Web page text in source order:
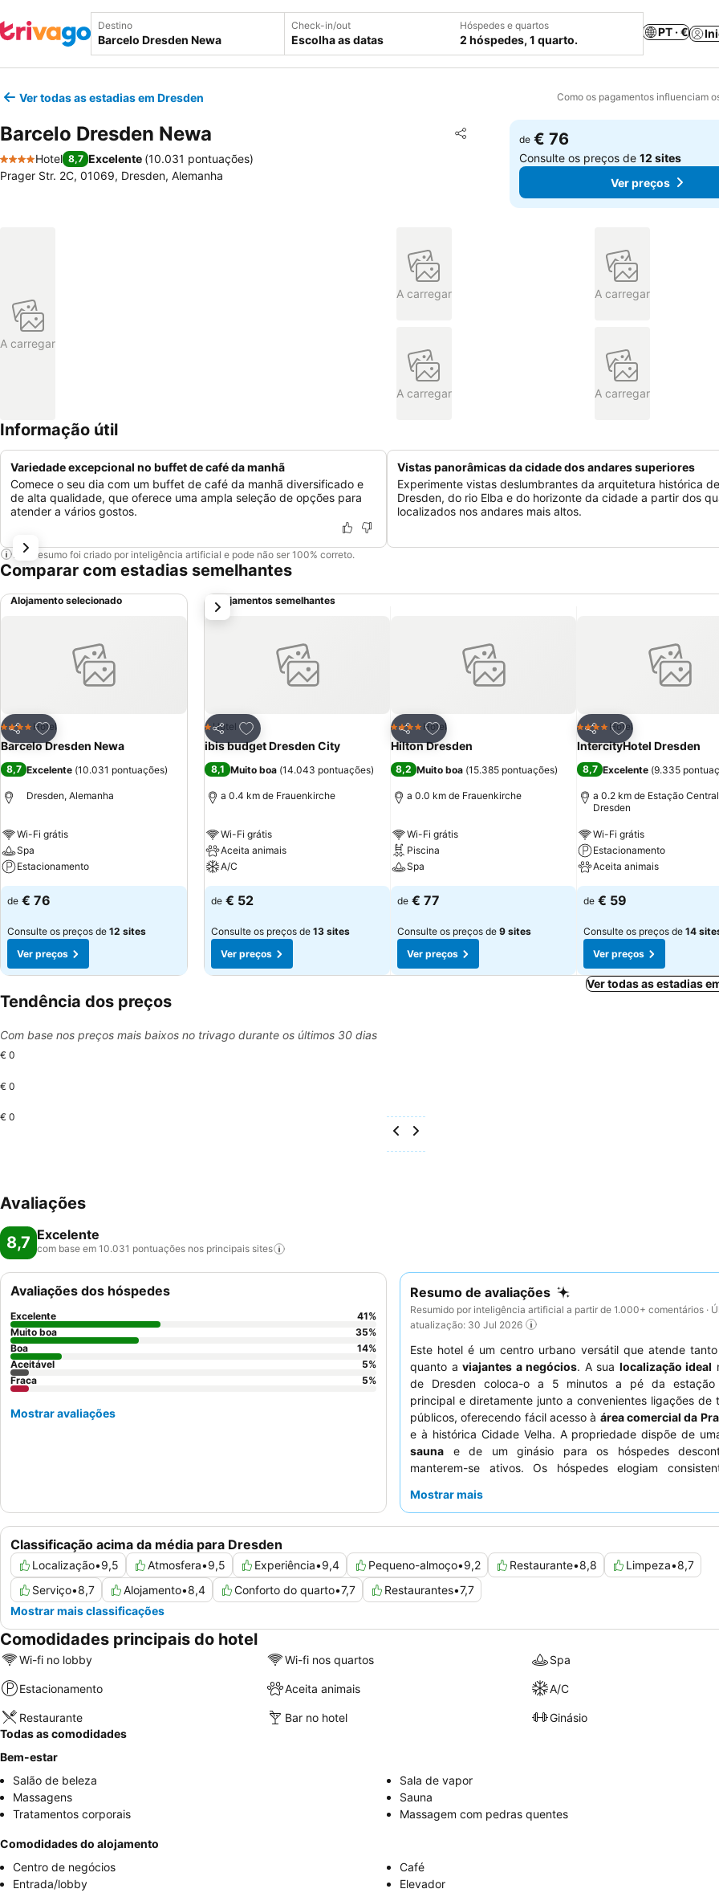
Destino Check-in/out
Escolha as datas
Hóspedes e quartos
2 hóspedes, 1 quarto.
PT · €
Ver todas as estadias em Dresden Como os pagamentos influenciam
Barcelo Dresden Newa Partilhar
Adicionar aos favoritos
4 Estrelas
Hotel 8,7 Excelente (10.031 pontuações)
Prager Str. 2C, 01069, Dresden, Alemanha
de € 76
Consulte os preços de12 sites
Ver preços
A carregar
A carregar A carregar
A carregar A carregar
Informação útil
Variedade excepcional no buffet de café da manhã
Comece o seu dia com um buffet de café da manhã diversificado e
de alta qualidade, que oferece uma ampla seleção de opções para
atender a vários gostos.
Vistas panorâmicas da cidade dos andares superiores
Experimente vistas deslumbrantes da arquitetura histórica de
Dresden, do rio Elba e do horizonte da cidade a partir dos
localizados nos andares mais altos.
Este resumo foi criado por inteligência artificial e pode não ser 100% correto.
Comparar com estadias semelhantes
Alojamento selecionado
Partilhar
Adicionar aos favoritos
4 EstrelasHotel
Barcelo Dresden Newa
8,7 Excelente (10.031 pontuações)
Dresden, Alemanha
Wi-Fi grátis
Spa
Estacionamento
de € 76
Consulte os preços de 12 sites
Ver preços
Alojamentos semelhantes
Partilhar
Adicionar aos favoritos
1 Estrelas
Hotel
ibis budget Dresden City
8,1 Muito boa (14.043 pontuações)
a 0.4 km de Frauenkirche
Wi-Fi grátis
Aceita animais
A/C
de € 52
Consulte os preços de 13 sites
Ver preços
Partilhar
Adicionar aos favoritos
4 EstrelasHotel
Hilton Dresden
8,2 Muito boa (15.385 pontuações)
a 0.0 km de Frauenkirche
Wi-Fi grátis
Piscina
Spa
de € 77
Consulte os preços de 9 sites
Ver preços
Partilhar
Adicionar aos
4 EstrelasHotel
IntercityHotel Dresden
8,7 Excelente (9.335
a 0.2 km de Estação
Dresden
Wi-Fi grátis
Estacionamento
Aceita animais
de € 59
Consulte os preços de 14
Ver preços
próximo
Ver todas as estadias
Tendência dos preços
Com base nos preços mais baixos no trivago durante os últimos 30 dias
€ 0
€ 0
€ 0
Avaliações
8,7 Excelente
com base em 10.031 pontuações nos principais sites
Resumo de avaliações
Resumido por inteligência artificial a partir de 1.000+ comentários ·
atualização: 30 Jul 2026
Este hotel é um centro urbano versátil que atende
quanto a viajantes a negócios. A sua localização ideal
de Dresden coloca-o a 5 minutos a pé da estação
principal e diretamente junto a convenientes ligações de
públicos, oferecendo fácil acesso à área comercial da
e à histórica Cidade Velha. A propriedade dispõe de
sauna e de um ginásio para os hóspedes
manterem-se ativos. Os hóspedes elogiam
extenso e variado
serviço de entrega por robôde snacks e bebidas
seus quartos.
Mostrar mais
Classificação acima da média para Dresden
Localização•9,5 Atmosfera•9,5 Experiência•9,4 Pequeno-almoço•9,2 Restaurante•8,8 Limpeza•8,7
Serviço•8,7 Alojamento•8,4 Conforto do quarto•7,7 Restaurantes•7,7
Mostrar mais classificações
Avaliações dos hóspedes
Excelente 41%
Muito boa
35%
Boa
14%
Aceitável
5%
Fraca
5%
Mostrar avaliações
Comodidades principais do hotel
Wi-fi no lobby Wi-fi nos quartos Spa
Estacionamento Aceita animais A/C
Restaurante Bar no hotel
Ginásio
Todas as comodidades
Bem-estar
Salão de beleza
Sala de vapor
Massagens
Sauna
Tratamentos corporais
Massagem com pedras quentes
Comodidades do alojamento
Centro de negócios
Café
Entrada/lobby
Elevador